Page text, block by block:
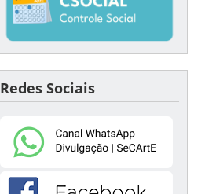
Redes Sociais